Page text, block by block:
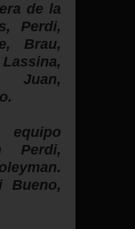
de la
Perdi,
Brau,
Juan,
Perdi,
Bueno,